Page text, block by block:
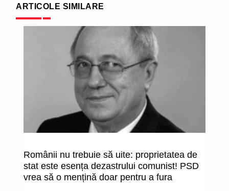
ARTICOLE SIMILARE
Românii nu trebuie să uite: proprietatea de
stat este esența dezastrului comunist! PSD
vrea să o mențină doar pentru a fura